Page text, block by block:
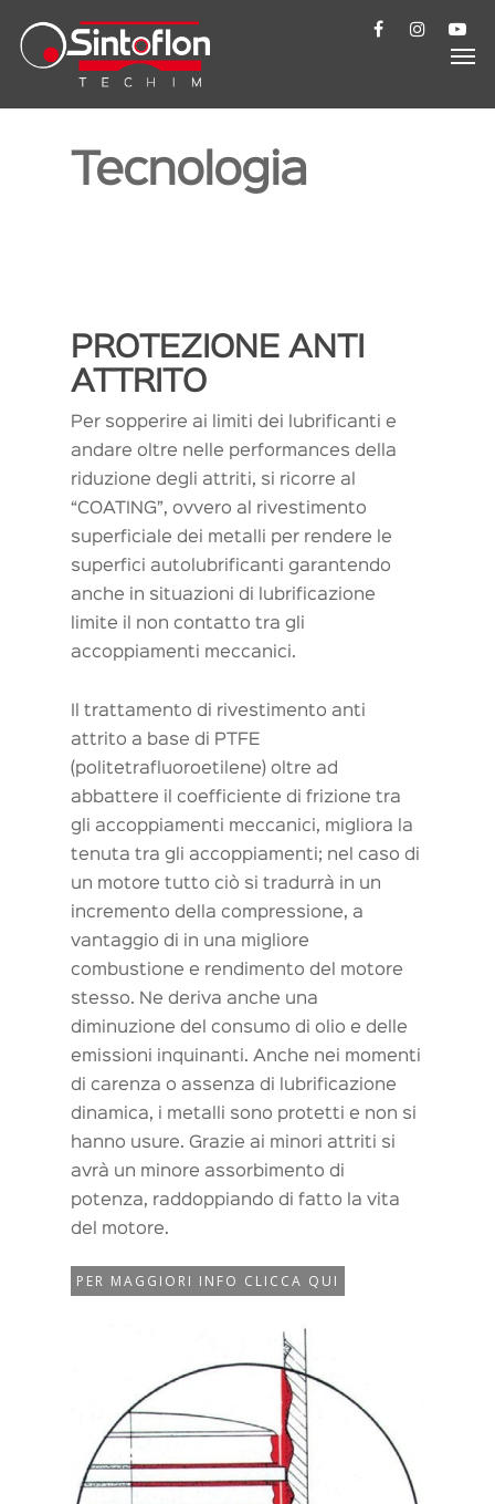
Tecnologia
PROTEZIONE ANTI
ATTRITO
Per sopperire ai limiti dei lubrificanti e
andare oltre nelle performances della
riduzione degli attriti, si ricorre al
“COATING”, ovvero al rivestimento
superficiale dei metalli per rendere le
superfici autolubrificanti garantendo
anche in situazioni di lubrificazione
limite il non contatto tra gli
accoppiamenti meccanici.
Il trattamento di rivestimento anti
attrito a base di PTFE
(politetrafluoroetilene) oltre ad
abbattere il coefficiente di frizione tra
gli accoppiamenti meccanici, migliora la
tenuta tra gli accoppiamenti; nel caso di
un motore tutto ciò si tradurrà in un
incremento della compressione, a
vantaggio di in una migliore
combustione e rendimento del motore
stesso. Ne deriva anche una
diminuzione del consumo di olio e delle
emissioni inquinanti. Anche nei momenti
di carenza o assenza di lubrificazione
dinamica, i metalli sono protetti e non si
hanno usure. Grazie ai minori attriti si
avrà un minore assorbimento di
potenza, raddoppiando di fatto la vita
del motore.
PER MAGGIORI INFO CLICCA QUI